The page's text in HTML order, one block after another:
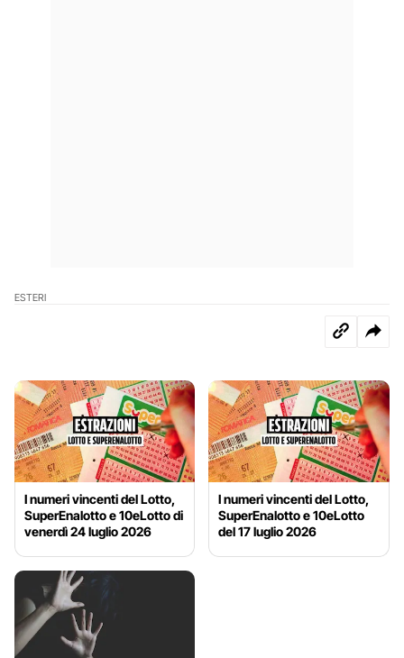
ESTERI
I numeri vincenti del Lotto,
SuperEnalotto e 10eLotto di
venerdì 24 luglio 2026
I numeri vincenti del Lotto,
SuperEnalotto e 10eLotto
del 17 luglio 2026